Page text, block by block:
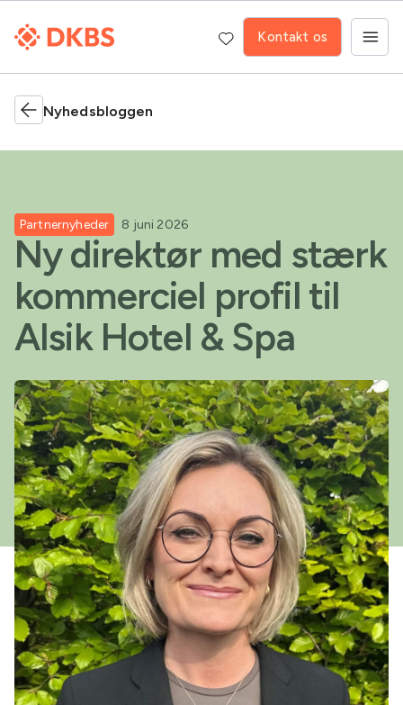
Kontakt os
Nyhedsbloggen
Partnernyheder 8 juni 2026
Ny direktør med stærk
kommerciel profil til
Alsik Hotel & Spa